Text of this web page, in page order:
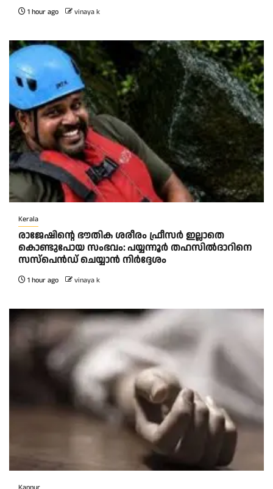
1 hour ago vinaya k
Kerala
രാജേഷിന്റെ ഭൗതിക ശരീരം ഫ്രീസർ ഇല്ലാതെ
കൊണ്ടുപോയ സംഭവം: പയ്യന്നൂർ തഹസിൽദാറിനെ
സസ്പെൻഡ് ചെയ്യാൻ നിർദ്ദേശം
1 hour ago vinaya k